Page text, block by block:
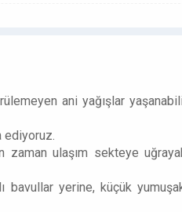
ani yağışlar
ediyoruz.
zaman ulaşım sekteye
yerine, küçük